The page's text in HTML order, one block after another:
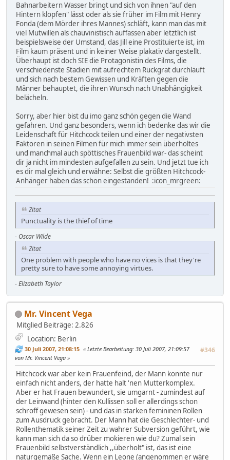
Bahnarbeitern Wasser bringt und sich von ihnen "auf den
Hintern klopfen" lässt oder als sie früher im Film mit Henry
Fonda (dem Mörder ihres Mannes) schläft, kann man das mit
viel Mutwillen als chauvinistisch auffassen aber letztlich ist
beispielsweise der Umstand, das Jill eine Prostituierte ist, im
Film kaum präsent und in keiner Weise plakativ dargestellt.
Überhaupt ist doch SIE die Protagonistin des Films, die
verschiedenste Stadien mit aufrechtem Rückgrat durchläuft
und sich nach bestem Gewissen und Kräften gegen die
Männer behauptet, die ihren Wunsch nach Unabhängigkeit
belächeln.
Sorry, aber hier bist du imo ganz schön gegen die Wand
gefahren. Und ganz besonders, wenn ich bedenke das wir die
Leidenschaft für Hitchcock teilen und einer der negativsten
Faktoren in seinen Filmen für mich immer sein überholtes
und manchmal auch spöttisches Frauenbild war- das scheint
dir ja nicht im mindesten aufgefallen zu sein. Und jetzt tue ich
es dir mal gleich und erwähne: Selbst die größten Hitchcock-
Anhänger haben das schon eingestanden! :icon_mrgreen:
Zitat
Punctuality is the thief of time
- Oscar Wilde
Zitat
One problem with people who have no vices is that they're
pretty sure to have some annoying virtues.
-Elizabeth Taylor
Mr. Vincent Vega
Mitglied Beiträge: 2.826
Location: Berlin
30 Juli 2007, 21:08:15 #346
Letzte Bearbeitung: 30 Juli 2007, 21:09:57
von Mr. Vincent Vega
Hitchcock war aber kein Frauenfeind, der Mann konnte nur
einfach nicht anders, der hatte halt 'nen Mutterkomplex.
Aber er hat Frauen bewundert, sie umgarnt - zumindest auf
der Leinwand (hinter den Kullissen soll er allerdings schon
schroff gewesen sein) - und das in starken femininen Rollen
zum Ausdruck gebracht. Der Mann hat die Geschlechter- und
Rollenthematik seiner Zeit zu wahrer Subversion geführt, wie
kann man sich da so drüber mokieren wie du? Zumal sein
Frauenbild selbstverständlich ,,überholt" ist, das ist eine
naturgemäße Sache. Wenn ein Leone (angenommen er wäre